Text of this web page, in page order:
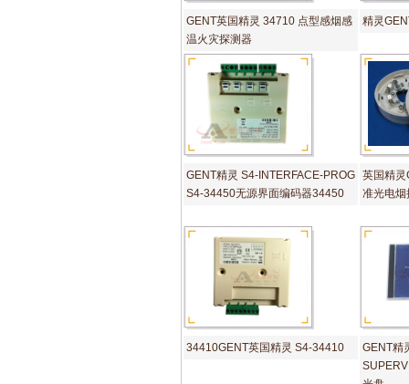
GENT英国精灵 34710 点型感烟感
温火灾探测器
精灵
GENT精灵 S4-INTERFACE-PROG
S4-34450无源界面编码器34450
英国精
准光电
34410GENT英国精灵 S4-34410
GENT精